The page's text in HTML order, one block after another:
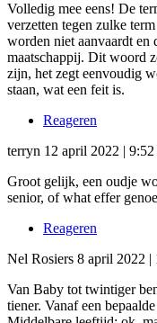
Volledig mee eens! De
verzetten tegen zulke
worden niet aanvaardt en
maatschappij. Dit woord
zijn, het zegt eenvoudig
staan, wat een feit is.
Reageren
terryn 12 april 2022 | 9:52
Groot gelijk, een oudje
senior, of what effer
Reageren
Nel Rosiers 8 april 2022 |
Van Baby tot twintiger
tiener. Vanaf een